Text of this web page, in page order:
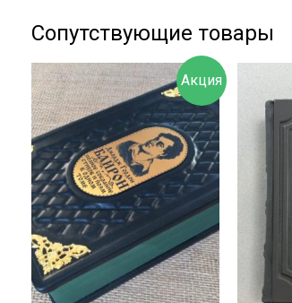
Сопутствующие товары
Акция